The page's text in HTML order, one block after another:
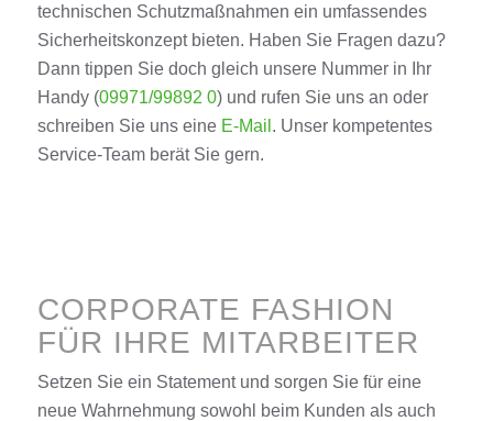
technischen Schutzmaßnahmen ein umfassendes
Sicherheitskonzept bieten. Haben Sie Fragen dazu?
Dann tippen Sie doch gleich unsere Nummer in Ihr
Handy (09971/99892 0) und rufen Sie uns an oder
schreiben Sie uns eine E-Mail . Unser kompetentes
Service-Team berät Sie gern.
CORPORATE FASHION
FÜR IHRE MITARBEITER
Setzen Sie ein Statement und sorgen Sie für eine
neue Wahrnehmung sowohl beim Kunden als auch